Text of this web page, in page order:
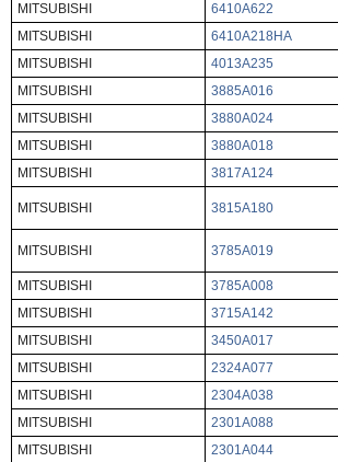
MITSUBISHI
6410A622
MITSUBISHI
6410A218HA
MITSUBISHI
4013A235
MITSUBISHI
3885A016
MITSUBISHI
3880A024
MITSUBISHI
3880A018
MITSUBISHI
3817A124
MITSUBISHI 3815A180
MITSUBISHI 3785A019
MITSUBISHI
3785A008
MITSUBISHI
3715A142
MITSUBISHI
3450A017
MITSUBISHI
2324A077
MITSUBISHI
2304A038
MITSUBISHI
2301A088
MITSUBISHI
2301A044